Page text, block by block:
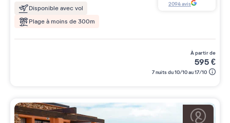
Disponible avec vol
Plage à moins de 300m
2094avis
à partir de
595€
7 nuits du 10/10 au 17/10